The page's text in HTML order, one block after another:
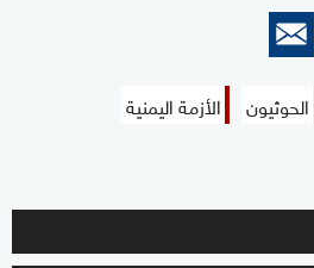
الحوثيون
الأزمة اليمنية